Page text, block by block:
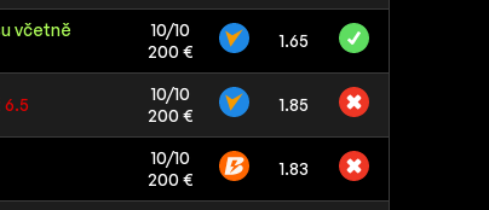
včetně
10/10
200 €
1.65
10/10
200 €
1.85
10/10
200 €
1.83